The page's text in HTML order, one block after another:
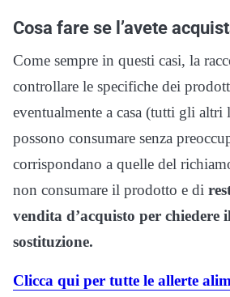
Cosa fare se l’avete
Come sempre in questi casi, la
controllare le specifiche dei
eventualmente a casa (tutti gli
possono consumare senza
corrispondano a quelle del
non consumare il prodotto e di
vendita d’acquisto per chiedere
sostituzione.
Clicca qui per tutte le allerte